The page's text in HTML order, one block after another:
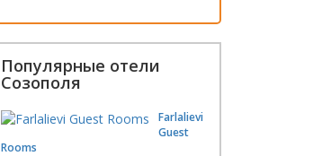
Популярные отели
Созополя
Farlalievi
Guest
Rooms